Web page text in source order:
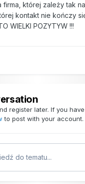
firma, której zależy tak
kontakt nie kończy
WIELKI POZYTYW !!!
register later. If you
to post with your account.
do tematu...